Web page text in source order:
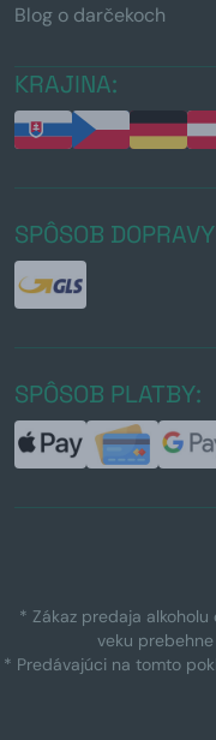
Blog o darčekoch
KRAJINA:
SPÔSOB
SPÔSOB PLATBY:
* Zákaz predaja alkoholu
veku
* Predávajúci na tomto